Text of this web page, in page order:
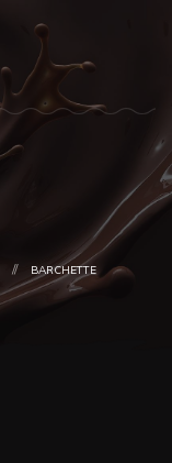
BARCHETTE